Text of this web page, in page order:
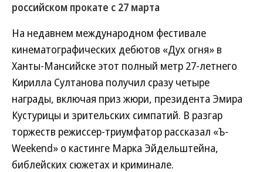
российском прокате с 27 марта
На недавнем международном фестивале
кинематографических дебютов «Дух огня» в
Ханты-Мансийске этот полный метр 27-летнего
Кирилла Султанова получил сразу четыре
награды, включая приз жюри, президента Эмира
Кустурицы и зрительских симпатий. В разгар
торжеств режиссер-триумфатор рассказал «Ъ-
Weekend» о кастинге Марка Эйдельштейна,
библейских сюжетах и криминале.